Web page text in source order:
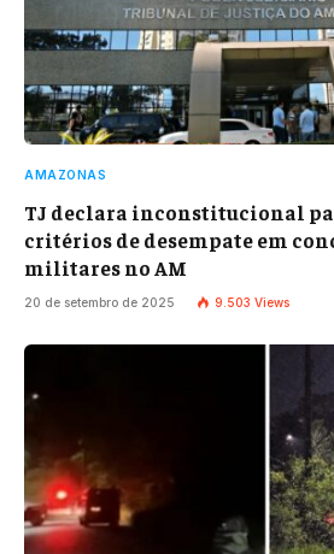
AMAZONAS
TJ declara inconstitucional
critérios de desempate em
militares no AM
20 de setembro de 2025 9.503 Views